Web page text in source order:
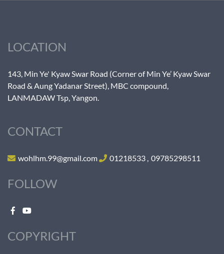
LOCATION
143, Min Ye' Kyaw Swar Road (Corner of Min Ye’ Kyaw Swar
Road & Aung Yadanar Street), MBC compound,
LANMADAW Tsp, Yangon.
CONTACT
wohlhm.99@gmail.com 01218533 , 09785298511
FOLLOW
COPYRIGHT